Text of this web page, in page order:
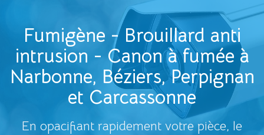
Fumigène - Brouillard anti
intrusion - Canon à fumée à
Narbonne, Béziers, Perpignan
et Carcassonne
En opacifiant rapidement votre pièce, le